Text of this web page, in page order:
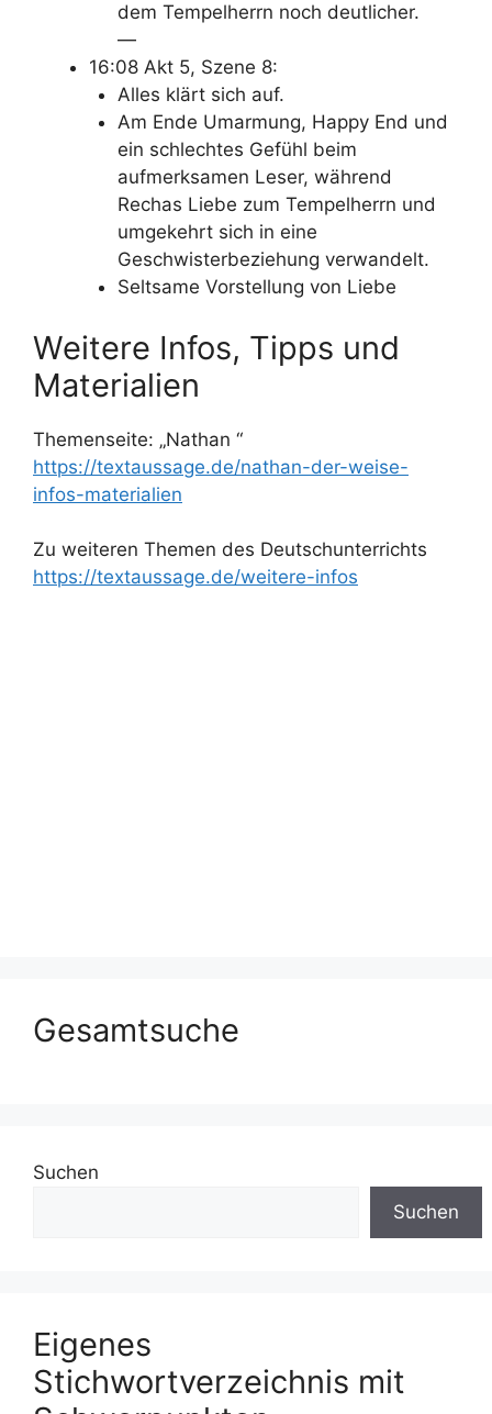
dem Tempelherrn noch deutlicher.
—
16:08 Akt 5, Szene 8:
Alles klärt sich auf.
Am Ende Umarmung, Happy End und
ein schlechtes Gefühl beim
aufmerksamen Leser, während
Rechas Liebe zum Tempelherrn und
umgekehrt sich in eine
Geschwisterbeziehung verwandelt.
Seltsame Vorstellung von Liebe
Weitere Infos, Tipps und
Materialien
Themenseite: „Nathan “
https://textaussage.de/nathan-der-weise-
infos-materialien
Zu weiteren Themen des Deutschunterrichts
https://textaussage.de/weitere-infos
Gesamtsuche
Suchen
Suchen
Eigenes
Stichwortverzeichnis mit